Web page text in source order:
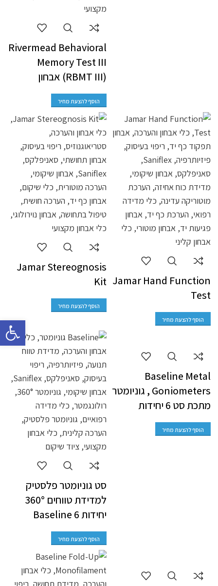
Rivermead Behavioral
Memory Test III
(RBMT III) אבחון
הוסף להצעת מחיר
Jamar Hand Function
Test
הוסף להצעת מחיר
Jamar Stereognosis
Kit
הוסף להצעת מחיר
Baseline Metal
Goniometers , גוניומטר
מתכת סט 6 יחידות
הוסף להצעת מחיר
סט גוניומטר פלסטיק
למדידת טווחים 360°
יחידות 6 Baseline
הוסף להצעת מחיר
פתח